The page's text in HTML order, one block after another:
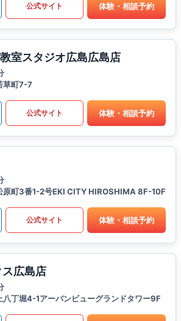
公式サイト 体験・相談予約
室スタジオ広島広島店
草町7-7
公式サイト 体験・相談予約
原町3番1-2号EKI CITY HIROSHIMA 8F-10F
公式サイト 体験・相談予約
広島店
八丁堀4-1アーバンビューグランドタワー9F